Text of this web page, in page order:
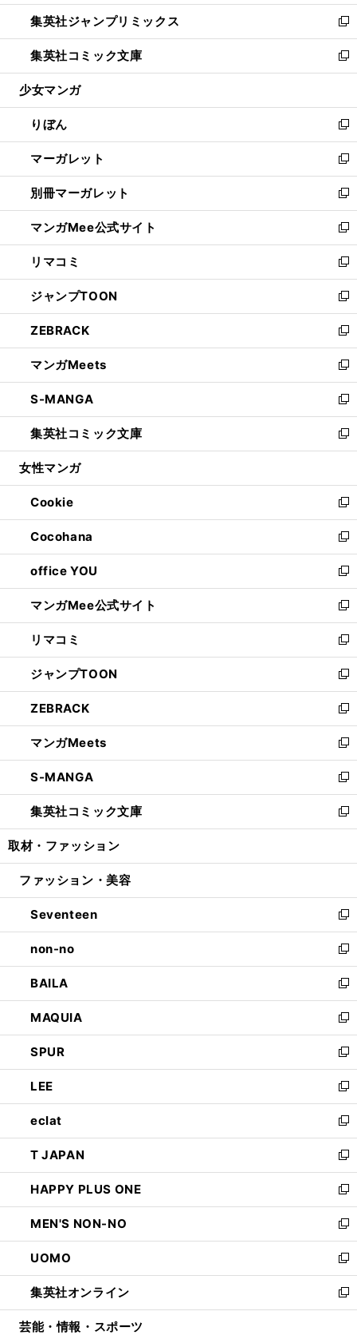
開
く
ウ
で
開
く
ン
ド
ウ
で
開
ウ
ィ
ン
ド
ウ
開
く
し
い
ウ
ィ
ン
ウ
で
開
く
集英社ジャンプリミックス
新
し
い
ウ
ン
ド
ウ
で
開
く
集英社コミック文庫
新
し
ウ
ィ
ン
ド
ウ
で
開
く
少女マンガ
りぼん
新
し
い
ウ
ィ
ン
ド
ウ
で
開
く
マーガレット
新
し
い
ウ
ィ
ン
ド
ウ
で
開
く
別冊マーガレット
新
し
い
ウ
ィ
ン
ド
ウ
で
開
く
マンガMee公式サイト
新
し
い
ウ
ィ
ン
ド
ウ
で
開
く
リマコミ
新
し
い
ウ
ィ
ン
ド
ウ
で
開
く
ジャンプTOON
新
し
い
ウ
ィ
ン
ド
ウ
で
開
ZEBRACK
新
し
い
ウ
ィ
ン
ド
ウ
開
く
マンガMeets
新
し
い
ウ
ィ
ン
ウ
で
開
く
S-MANGA
新
し
い
ウ
ン
ド
ウ
で
開
く
集英社コミック文庫
新
し
ウ
ィ
ン
ド
ウ
で
開
く
女性マンガ
Cookie
新
し
い
ウ
ィ
ン
ド
ウ
で
開
く
Cocohana
新
し
い
ウ
ィ
ン
ド
ウ
で
開
く
office YOU
新
し
い
ウ
ィ
ン
ド
ウ
で
開
く
マンガMee公式サイト
新
し
い
ウ
ィ
ン
ド
ウ
で
開
く
リマコミ
新
し
い
ウ
ィ
ン
ド
ウ
で
開
く
ジャンプTOON
新
し
い
ウ
ィ
ン
ド
ウ
で
開
ZEBRACK
新
し
い
ウ
ィ
ン
ド
ウ
開
マンガMeets
新
し
い
ウ
ィ
ン
ウ
開
く
S-MANGA
新
し
い
ウ
ン
ウ
で
開
く
集英社コミック文庫
新
し
ウ
ン
ド
ウ
で
開
く
取材・ファッション
ファッション・美容
Seventeen
新
し
い
ウ
ィ
ン
ド
ウ
で
開
く
non-no
新
し
い
ウ
ィ
ン
ド
ウ
で
開
く
BAILA
新
し
い
ウ
ィ
ン
ド
ウ
で
開
く
MAQUIA
新
し
い
ウ
ィ
ン
ド
ウ
で
開
く
SPUR
新
し
い
ウ
ィ
ン
ド
ウ
で
開
く
LEE
新
し
い
ウ
ィ
ン
ド
ウ
で
開
く
eclat
新
し
い
ウ
ィ
ン
ド
ウ
で
開
く
T JAPAN
新
し
い
ウ
ィ
ン
ド
ウ
で
開
HAPPY PLUS ONE
新
し
い
ウ
ィ
ン
ド
ウ
MEN'S NON-NO
新
し
い
ウ
ィ
ン
UOMO
新
し
い
ウ
集英社オンライン
新
し
芸能・情報・スポーツ